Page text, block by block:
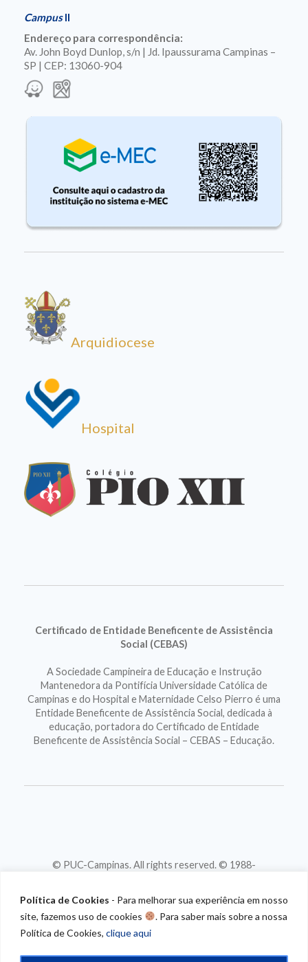
Política de Cookies - Para melhorar sua experiência em nosso
site, fazemos uso de cookies
. Para saber mais sobre a nossa
Política de Cookies, clique aqui
CampusII
Endereço para correspondência:
Av. John Boyd Dunlop, s/n | Jd. Ipaussurama Campinas –
SP | CEP: 13060-904
Arquidiocese
Hospital
Certificado de Entidade Beneficente de Assistência
Social (CEBAS)
A Sociedade Campineira de Educação e Instrução
Mantenedora da Pontifícia Universidade Católica de
Campinas e do Hospital e Maternidade Celso Pierro é uma
Entidade Beneficente de Assistência Social, dedicada à
educação, portadora do Certificado de Entidade
Beneficente de Assistência Social – CEBAS – Educação.
© PUC-Campinas. All rights reserved. © 1988-